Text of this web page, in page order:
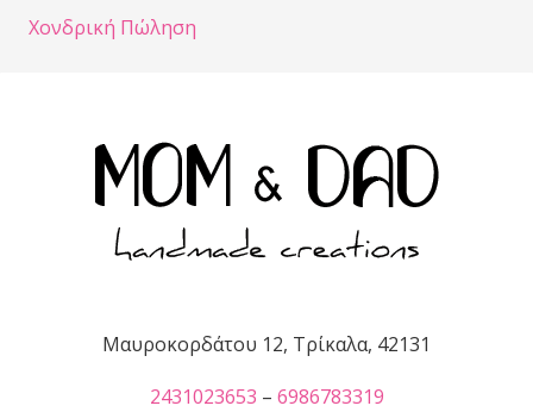
Χονδρική Πώληση
Μαυροκορδάτου 12, Τρίκαλα, 42131
2431023653 – 6986783319